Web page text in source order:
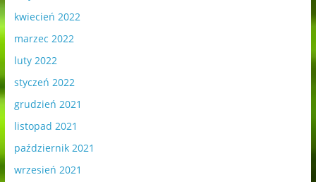
kwiecień 2022
marzec 2022
luty 2022
styczeń 2022
grudzień 2021
listopad 2021
październik 2021
wrzesień 2021